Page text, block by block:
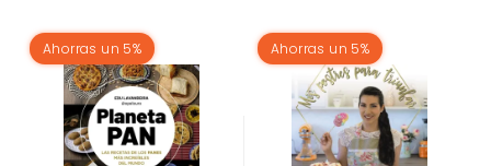
Ahorras un 5% Ahorras un 5%